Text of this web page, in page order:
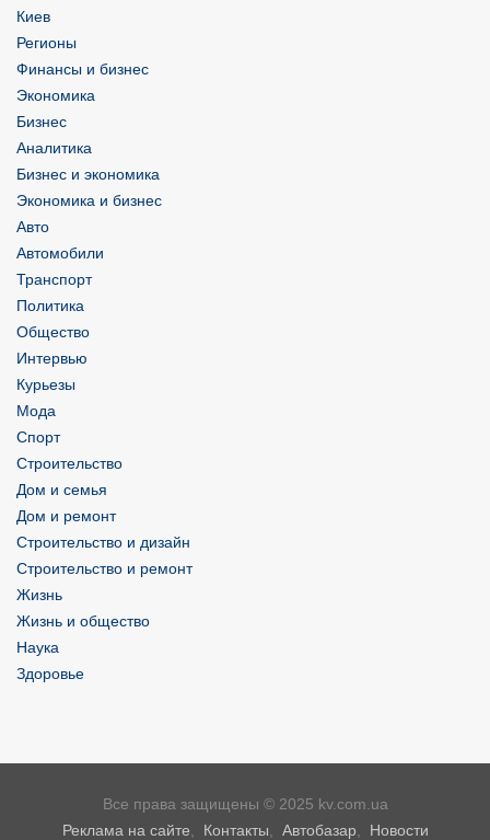
Киев
Регионы
Финансы и бизнес
Экономика
Бизнес
Аналитика
Бизнес и экономика
Экономика и бизнес
Авто
Автомобили
Транспорт
Политика
Общество
Интервью
Курьезы
Мода
Спорт
Строительство
Дом и семья
Дом и ремонт
Строительство и дизайн
Строительство и ремонт
Жизнь
Жизнь и общество
Наука
Здоровье
Все права защищены © 2025 kv.com.ua
Реклама на сайте
Контакты Автобазар Новости